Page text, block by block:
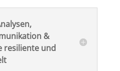
&
resiliente und